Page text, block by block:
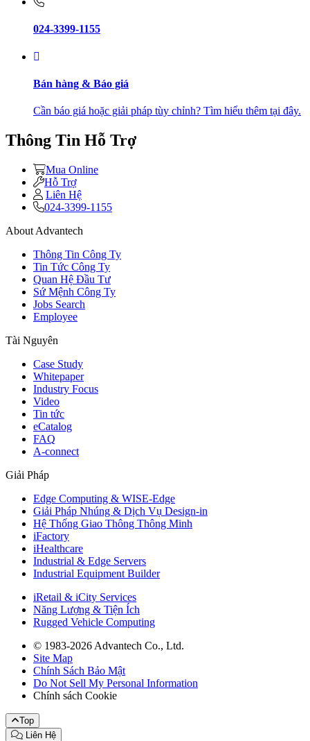
024-3399-1155
Bán hàng & Báo giá
Cần báo giá hoặc giải pháp tùy chỉnh? Tìm hiểu thêm tại đây.
Thông Tin Hỗ Trợ
Mua Online
Hỗ Trợ
Liên Hệ
024-3399-1155
About Advantech
Thông Tin Công Ty
Tin Tức Công Ty
Quan Hệ Đầu Tư
Sứ Mệnh Công Ty
Jobs Search
Employee
Tài Nguyên
Case Study
Whitepaper
Industry Focus
Video
Tin tức
eCatalog
FAQ
A-connect
Giải Pháp
Edge Computing & WISE-Edge
Giải Pháp Nhúng & Dịch Vụ Design-in
Hệ Thống Giao Thông Thông Minh
iFactory
iHealthcare
Industrial & Edge Servers
Industrial Equipment Builder
iRetail & iCity Services
Năng Lượng & Tiện Ích
Rugged Vehicle Computing
© 1983-2026 Advantech Co., Ltd.
Site Map
Chính Sách Bảo Mật
Do Not Sell My Personal Information
Chính sách Cookie
Top
Liên Hệ